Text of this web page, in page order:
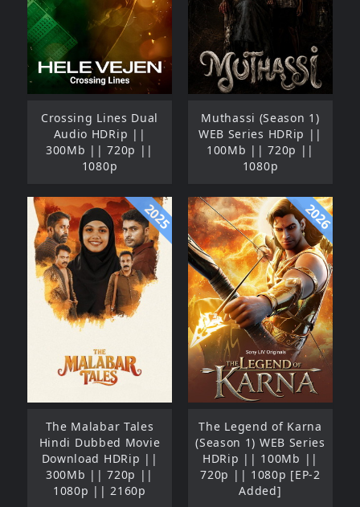
Crossing Lines Dual
Audio HDRip ||
300Mb || 720p ||
1080p
Muthassi (Season 1)
WEB Series HDRip ||
100Mb || 720p ||
1080p
2025
The Malabar Tales
Hindi Dubbed Movie
Download HDRip ||
300Mb || 720p ||
1080p || 2160p
2026
The Legend of Karna
(Season 1) WEB Series
HDRip || 100Mb ||
720p || 1080p [EP-2
Added]